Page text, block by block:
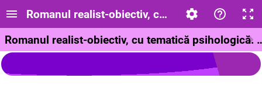
Romanul realist-obiectiv, cu tematică
Romanul realist-obiectiv, cu